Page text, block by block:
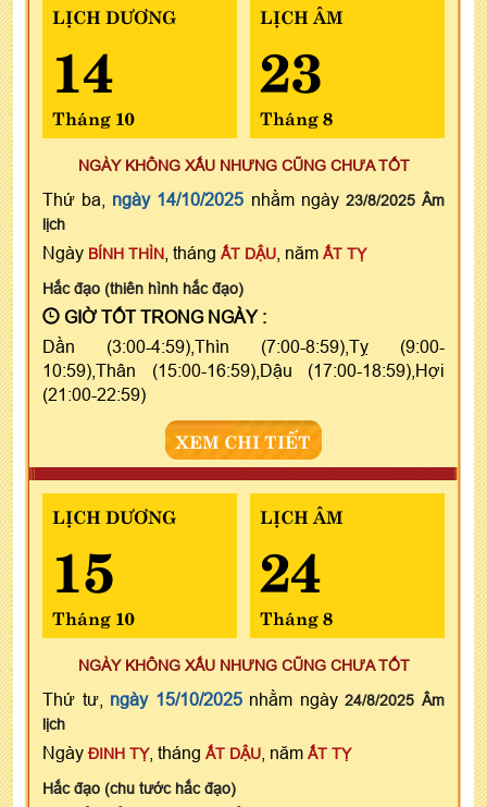
LỊCH DƯƠNG
14
Tháng 10
LỊCH ÂM
23
Tháng 8
NGÀY KHÔNG XẤU NHƯNG CŨNG CHƯA TỐT
Thứ ba, ngày 14/10/2025 nhằm ngày 23/8/2025 Âm
lịch
Ngày BÍNH THÌN , tháng ẤT DẬU , năm ẤT TỴ
Hắc đạo (thiên hình hắc đạo)
GIỜ TỐT TRONG NGÀY :
Dần (3:00-4:59),Thìn (7:00-8:59),Tỵ (9:00-
10:59),Thân (15:00-16:59),Dậu (17:00-18:59),Hợi
(21:00-22:59)
XEM CHI TIẾT
LỊCH DƯƠNG
15
Tháng 10
LỊCH ÂM
24
Tháng 8
NGÀY KHÔNG XẤU NHƯNG CŨNG CHƯA TỐT
Thứ tư, ngày 15/10/2025nhằm ngày24/8/2025 Âm
lịch
Ngày ĐINH TỴ, tháng ẤT DẬU , năm ẤT TỴ
Hắc đạo (chu tước hắc đạo)